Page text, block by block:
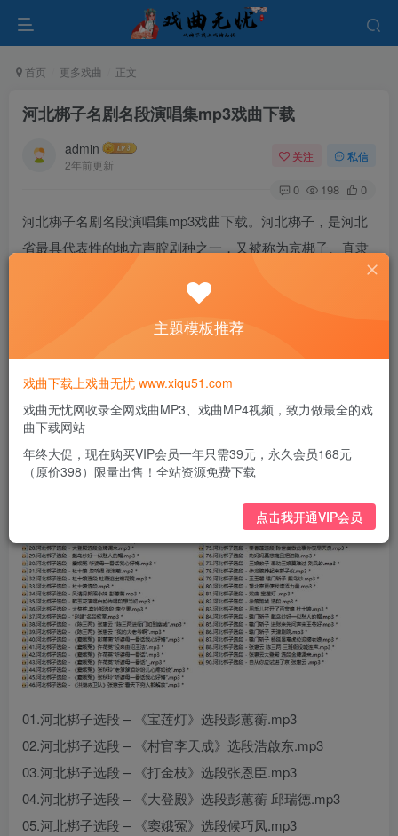
首页 更多戏曲 正文
河北梆子名剧名段演唱集mp3戏曲下载
admin
2年前更新
关注 私信
0 198 0
河北梆子名剧名段演唱集mp3戏曲下载。河北梆子，是河北
省最具代表性的地方声腔剧种之一，又被称为京梆子、直隶
梆子、卫梆子、秦腔等。目前主要流行于河北、北京、天津
以及山东、东北的一些地区。
01.河北梆子选段 – 《宝莲灯》选段彭蕙蘅.mp3
02.河北梆子选段 – 《村官李天成》选段浩啟东.mp3
03.河北梆子选段 – 《打金枝》选段张恩臣.mp3
04.河北梆子选段 – 《大登殿》选段彭蕙蘅 邱瑞德.mp3
05.河北梆子选段 – 《窦娥冤》选段候巧凤.mp3
主题模板推荐
戏曲下载上戏曲无忧 www.xiqu51.com
戏曲无忧网收录全网戏曲MP3、戏曲MP4视频，致力做最全的戏
曲下载网站
年终大促，现在购买VIP会员一年只需39元，永久会员168元
（原价398）限量出售！全站资源免费下载
点击我开通VIP会员